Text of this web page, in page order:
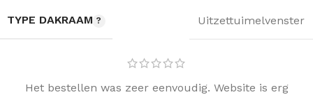
TYPE DAKRAAM Uitzettuimelvenster
Het bestellen was zeer eenvoudig. Website is erg